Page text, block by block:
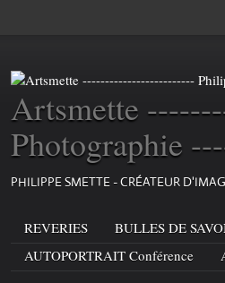
Artsmette
Photographie
PHILIPPE SMETTE - CRÉATEUR
REVERIES BULLES DE
AUTOPORTRAIT Conférence